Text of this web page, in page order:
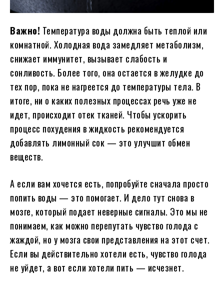
Важно! Температура воды должна быть теплой или
комнатной. Холодная вода замедляет метаболизм,
снижает иммунитет, вызывает слабость и
сонливость. Более того, она остается в желудке до
тех пор, пока не нагреется до температуры тела. В
итоге, ни о каких полезных процессах речь уже не
идет, происходит отек тканей. Чтобы ускорить
процесс похудения в жидкость рекомендуется
добавлять лимонный сок — это улучшит обмен
веществ.
А если вам хочется есть, попробуйте сначала просто
попить воды — это помогает. И дело тут снова в
мозге, который подает неверные сигналы. Это мы не
понимаем, как можно перепутать чувство голода с
жаждой, но у мозга свои представления на этот счет.
Если вы действительно хотели есть, чувство голода
не уйдет, а вот если хотели пить — исчезнет.